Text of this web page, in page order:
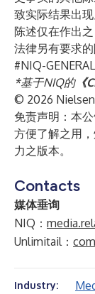
致实际结果出
陈述仅在作出
法律另有要求的
#NIQ-GENERAL
*基于NIQ的《
© 2026 Nielsen
免责声明：本
方便了解之用
力之版本。
Contacts
媒体垂询
NIQ：
Unlimitail：
Industry: